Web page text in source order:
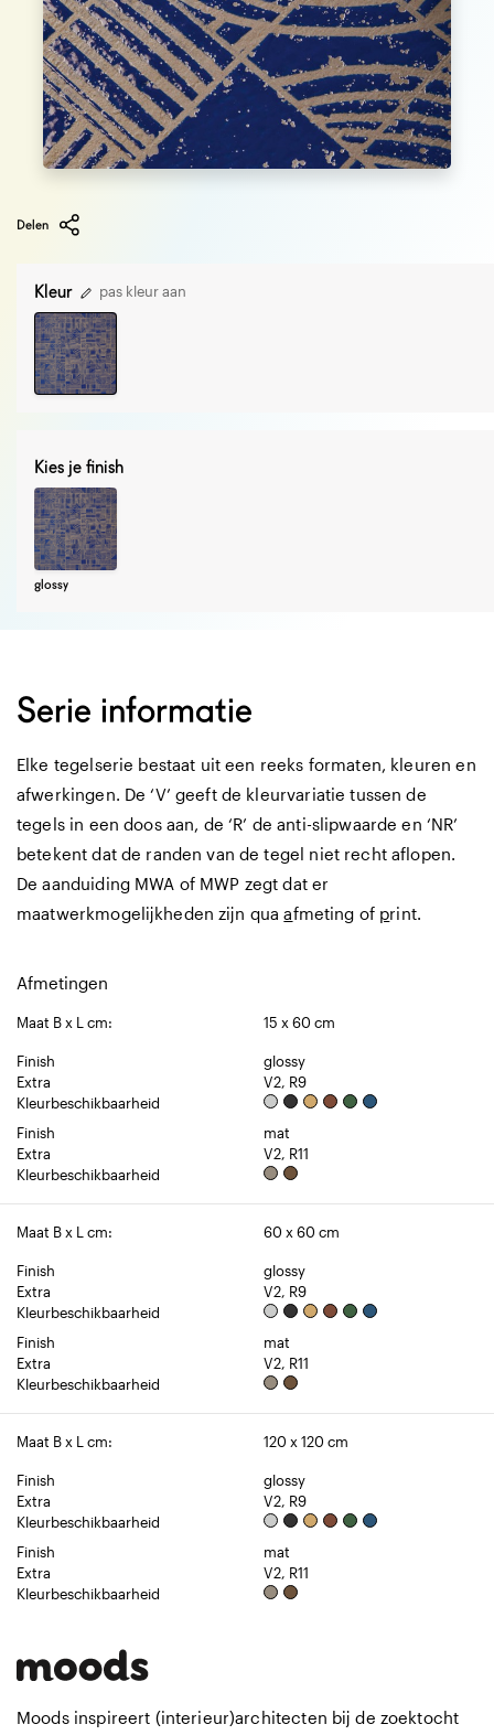
Delen
Kleur pas kleur aan
Kies je finish
glossy
Serie informatie
Elke tegelserie bestaat uit een reeks formaten, kleuren en
afwerkingen. De ‘V’ geeft de kleurvariatie tussen de
tegels in een doos aan, de ‘R’ de anti-slipwaarde en ‘NR’
betekent dat de randen van de tegel niet recht aflopen.
De aanduiding MWA of MWP zegt dat er
maatwerkmogelijkheden zijn quaafmeting of print.
Afmetingen
Maat B x L cm: 15 x 60 cm
Finish
glossy
Extra
V2, R9
Kleurbeschikbaarheid
Finish
mat
Extra
V2, R11
Kleurbeschikbaarheid
Maat B x L cm: 60 x 60 cm
Finish
glossy
Extra
V2, R9
Kleurbeschikbaarheid
Finish
mat
Extra
V2, R11
Kleurbeschikbaarheid
Maat B x L cm: 120 x 120 cm
Finish
glossy
Extra
V2, R9
Kleurbeschikbaarheid
Finish
mat
Extra
V2, R11
Kleurbeschikbaarheid
Moods inspireert (interieur)architecten bij de zoektocht